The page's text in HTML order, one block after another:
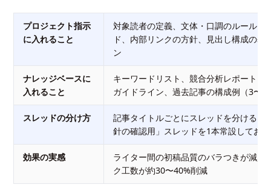
プロジェクト指示
に入れること
対象読者の定義、文体・口調のルール、
ド、内部リンクの方針、見出し構成の基
ン
ナレッジベースに
入れること
キーワードリスト、競合分析レポート、
ガイドライン、過去記事の構成例（3〜5
スレッドの分け方
記事タイトルごとにスレッドを分ける。
針の確認用」スレッドを1本常設してお
効果の実感
ライター間の初稿品質のバラつきが減少
ク工数が約30〜40%削減